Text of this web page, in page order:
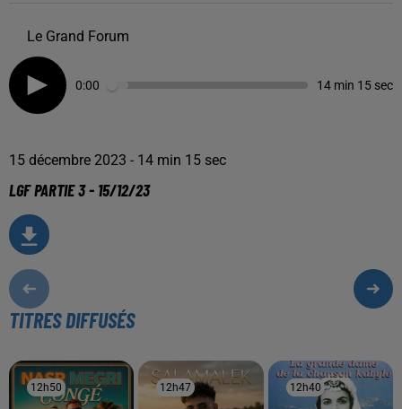
Le Grand Forum
0:00 14 min 15 sec
15 décembre 2023 - 14 min 15 sec
LGF PARTIE 3 - 15/12/23
TITRES DIFFUSÉS
12h50
12h50 12h47
12h47 12h40
12h40